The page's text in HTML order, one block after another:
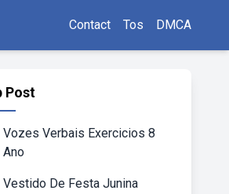
Contact Tos DMCA
Post
Vozes Verbais Exercicios 8
Ano
Vestido De Festa Junina